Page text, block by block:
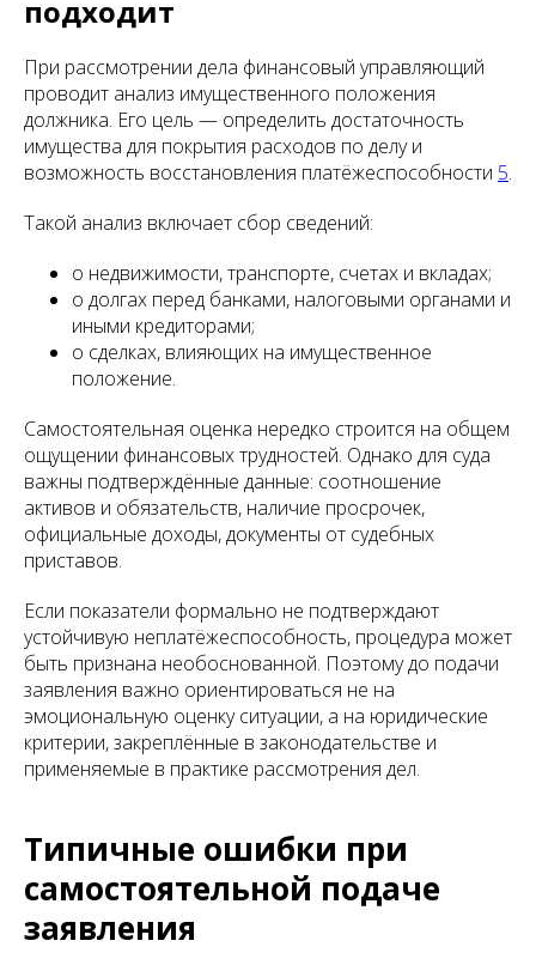
подходит
При рассмотрении дела финансовый управляющий
проводит анализ имущественного положения
должника. Его цель — определить достаточность
имущества для покрытия расходов по делу и
возможность восстановления платёжеспособности 5.
Такой анализ включает сбор сведений:
о недвижимости, транспорте, счетах и вкладах;
о долгах перед банками, налоговыми органами и
иными кредиторами;
о сделках, влияющих на имущественное
положение.
Самостоятельная оценка нередко строится на общем
ощущении финансовых трудностей. Однако для суда
важны подтверждённые данные: соотношение
активов и обязательств, наличие просрочек,
официальные доходы, документы от судебных
приставов.
Если показатели формально не подтверждают
устойчивую неплатёжеспособность, процедура может
быть признана необоснованной. Поэтому до подачи
заявления важно ориентироваться не на
эмоциональную оценку ситуации, а на юридические
критерии, закреплённые в законодательстве и
применяемые в практике рассмотрения дел.
Типичные ошибки при
самостоятельной подаче
заявления